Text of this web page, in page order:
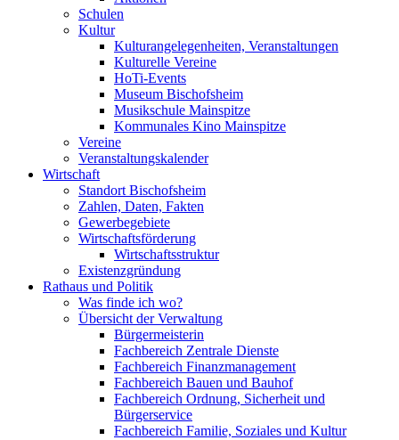
Schulen
Kultur
Kulturangelegenheiten, Veranstaltungen
Kulturelle Vereine
HoTi-Events
Museum Bischofsheim
Musikschule Mainspitze
Kommunales Kino Mainspitze
Vereine
Veranstaltungskalender
Wirtschaft
Standort Bischofsheim
Zahlen, Daten, Fakten
Gewerbegebiete
Wirtschaftsförderung
Wirtschaftsstruktur
Existenzgründung
Rathaus und Politik
Was finde ich wo?
Übersicht der Verwaltung
Bürgermeisterin
Fachbereich Zentrale Dienste
Fachbereich Finanzmanagement
Fachbereich Bauen und Bauhof
Fachbereich Ordnung, Sicherheit und
Bürgerservice
Fachbereich Familie, Soziales und Kultur